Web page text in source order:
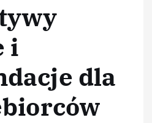
i
dla